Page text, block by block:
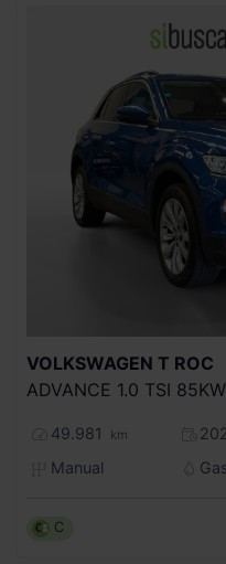
VOLKSWAGEN T ROC
ADVANCE 1.0 TSI
49.981 km
Manual
C